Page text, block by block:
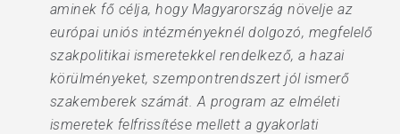
aminek fő célja, hogy Magyarország növelje az
európai uniós intézményeknél dolgozó, megfelelő
szakpolitikai ismeretekkel rendelkező, a hazai
körülményeket, szempontrendszert jól ismerő
szakemberek számát. A program az elméleti
ismeretek felfrissítése mellett a gyakorlati